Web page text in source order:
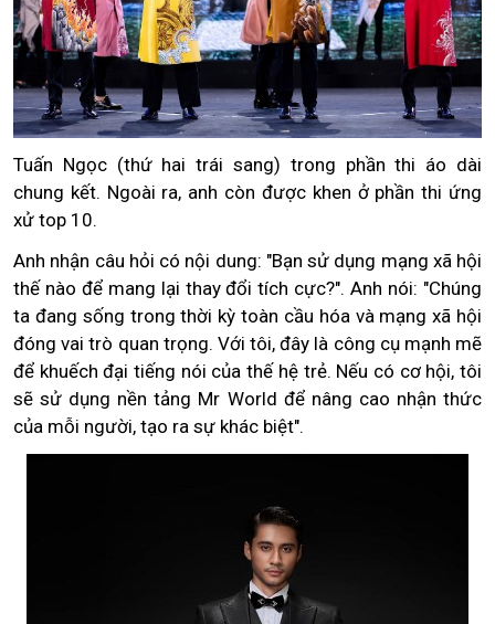
Tuấn Ngọc (thứ hai trái sang) trong phần thi áo dài
chung kết. Ngoài ra, anh còn được khen ở phần thi ứng
xử top 10.
Anh nhận câu hỏi có nội dung: "Bạn sử dụng mạng xã hội
thế nào để mang lại thay đổi tích cực?". Anh nói: "Chúng
ta đang sống trong thời kỳ toàn cầu hóa và mạng xã hội
đóng vai trò quan trọng. Với tôi, đây là công cụ mạnh mẽ
để khuếch đại tiếng nói của thế hệ trẻ. Nếu có cơ hội, tôi
sẽ sử dụng nền tảng Mr World để nâng cao nhận thức
của mỗi người, tạo ra sự khác biệt".